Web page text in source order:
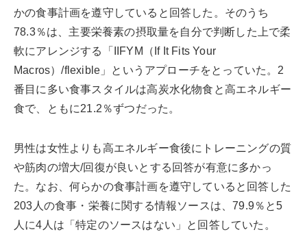
かの食事計画を遵守していると回答した。そのうち
78.3％は、主要栄養素の摂取量を自分で判断した上で柔
軟にアレンジする「IIFYM（If It Fits Your
Macros）/flexible」というアプローチをとっていた。2
番目に多い食事スタイルは高炭水化物食と高エネルギー
食で、ともに21.2％ずつだった。
男性は女性よりも高エネルギー食後にトレーニングの質
や筋肉の増大/回復が良いとする回答が有意に多かっ
た。なお、何らかの食事計画を遵守していると回答した
203人の食事・栄養に関する情報ソースは、79.9％と5
人に4人は「特定のソースはない」と回答していた。